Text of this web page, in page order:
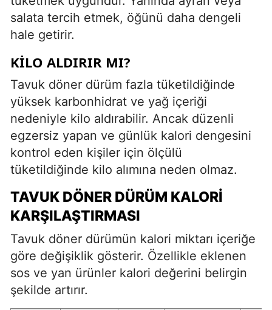
salata tercih etmek, öğünü daha dengeli
hale getirir.
KILO ALDIRIR MI?
Tavuk döner dürüm fazla tüketildiğinde
yüksek karbonhidrat ve yağ içeriği
nedeniyle kilo aldırabilir. Ancak düzenli
egzersiz yapan ve günlük kalori dengesini
kontrol eden kişiler için ölçülü
tüketildiğinde kilo alımına neden olmaz.
TAVUK DÖNER DÜRÜM KALORI
KARŞILAŞTIRMASI
Tavuk döner dürümün kalori miktarı içeriğe
göre değişiklik gösterir. Özellikle eklenen
sos ve yan ürünler kalori değerini belirgin
şekilde artırır.